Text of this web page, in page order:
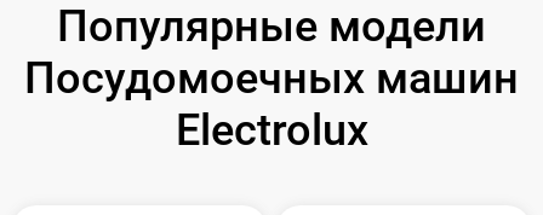
Популярные модели
Посудомоечных машин
Electrolux